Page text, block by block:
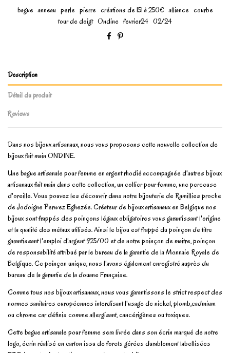
bague anneau perle pierre créations de 151 à 250€ alliance courbe
tour de doigt Ondine fevrier24 02/24
Description
Détail du produit
Reviews
Dans nos bijoux artisanaux, nous vous proposons cette nouvelle collection de
bijoux fait main ONDINE.
Une bague artisanale pour femme en argent rhodié accompagnée d'autres bijoux
artisanaux fait main dans cette collection, un collier pour femme, une perceuse
d'oreille. Vous pouvez les découvrir dans notre bijouterie de Ramillies proche
de Jodoigne Perwez Eghezée. Créateur de bijoux artisanaux en Belgique nos
bijoux sont frappés des poinçons légaux obligatoires vous garantissant l'origine
et la qualité des métaux utilisés. Ainsi le bijou est frappé du poinçon de titre
garantissant l'emploi d'argent 925/00 et de notre poinçon de maitre, poinçon
de responsabilité attribué par le bureau de la garantie de la Monnaie Royale de
Belgique. Ce poinçon unique, nous l'avons également enregistré auprès du
bureau de la garantie de la douane Française.
Comme tous nos bijoux artisanaux, nous vous garantissons le strict respect des
normes sanitaires européennes interdisant l'usage de nickel, plomb,cadmium
ou chrome car définis comme allergisant, cancérigènes ou toxiques.
Cette bague artisanale pour femme sera livrée dans son écrin marqué de notre
logo, écrin réalisé en carton issu de forets gérées durablement labellisées